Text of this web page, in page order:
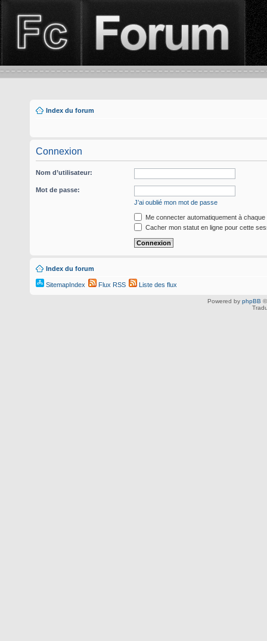
Index du forum
Connexion
Nom d’utilisateur:
Mot de passe:
J’ai oublié mon mot de passe
Me connecter automatiquement à chaque
Cacher mon statut en ligne pour cette
Index du forum
SitemapIndex Flux RSS Liste des flux
Powered by phpBB